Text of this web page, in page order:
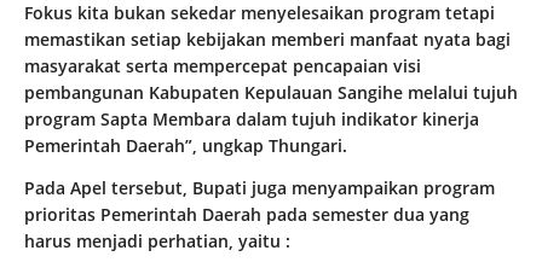
Fokus kita bukan sekedar menyelesaikan program tetapi
memastikan setiap kebijakan memberi manfaat nyata bagi
masyarakat serta mempercepat pencapaian visi
pembangunan Kabupaten Kepulauan Sangihe melalui tujuh
program Sapta Membara dalam tujuh indikator kinerja
Pemerintah Daerah”, ungkap Thungari.
Pada Apel tersebut, Bupati juga menyampaikan program
prioritas Pemerintah Daerah pada semester dua yang
harus menjadi perhatian, yaitu :